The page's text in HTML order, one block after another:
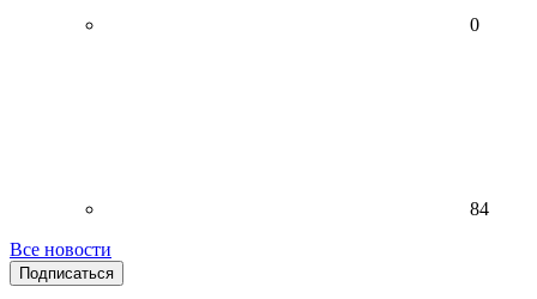
0
84
Все новости
Подписаться